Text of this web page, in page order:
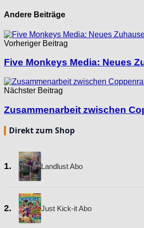
Andere Beiträge
Vorheriger Beitrag
Five Monkeys Media: Neues
Nächster Beitrag
Zusammenarbeit zwischen
Direkt zum Shop
1. Landlust Abo
2. Just Kick-it Abo